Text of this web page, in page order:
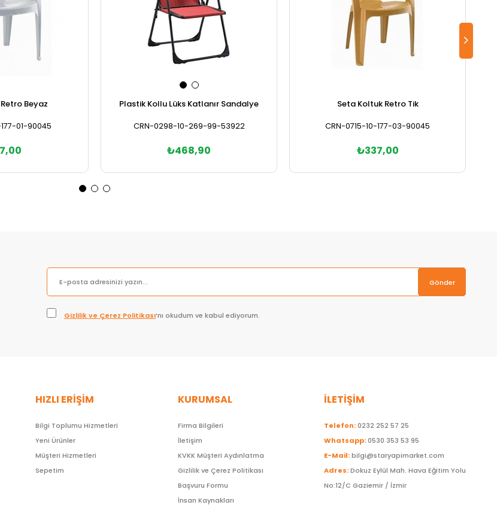
Beyaz
01-90045
Plastik Kollu Lüks Katlanır Sandalye
CRN-0298-10-269-99-53922
₺468,90
Seta Koltuk Retro Tik
CRN-0715-10-177-03-90045
₺337,00
Gönder
Gizlilik ve Çerez Politikası’nı okudum ve kabul ediyorum.
HIZLI ERİŞİM
Bilgi Toplumu Hizmetleri
Yeni Ürünler
Müşteri Hizmetleri
Sepetim
KURUMSAL
Firma Bilgileri
İletişim
KVKK Müşteri Aydınlatma
Gizlilik ve Çerez Politikası
Başvuru Formu
İnsan Kaynakları
İLETİŞİM
Telefon:0232 252 57 25
Whatsapp:0530 353 53 95
E-Mail:bilgi@staryapimarket.com
Adres:Dokuz Eylül Mah. Hava Eğitim Yolu
No:12/C Gaziemir / İzmir